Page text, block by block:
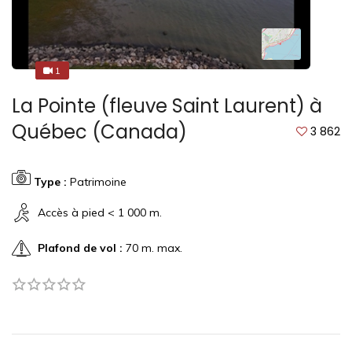
4
1
La Pointe (fleuve Saint Laurent) à
Québec (Canada)
3 862
Type : Patrimoine
Accès à pied < 1 000 m.
Plafond de vol : 70 m. max.